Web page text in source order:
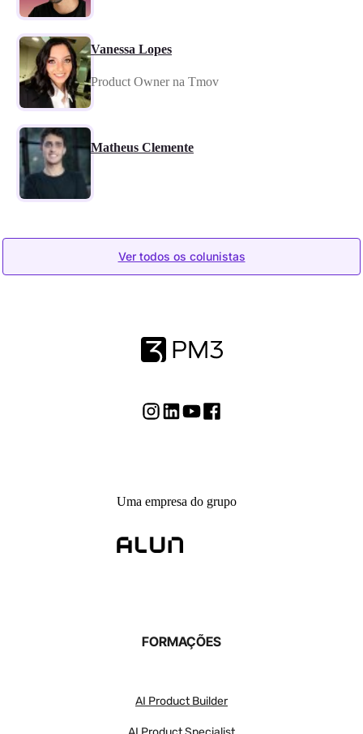
Vanessa Lopes
Product Owner na Tmov
Matheus Clemente
Ver todos os colunistas
Uma empresa do grupo
FORMAÇÕES
AI Product Builder